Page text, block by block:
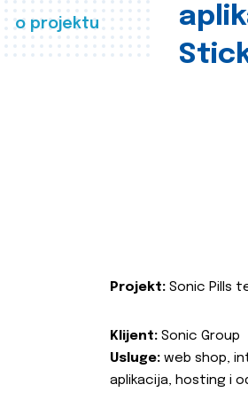
o projektu
Projekt: Sonic Pills
Klijent: Sonic Group
Usluge: web shop,
aplikacija, hosting i